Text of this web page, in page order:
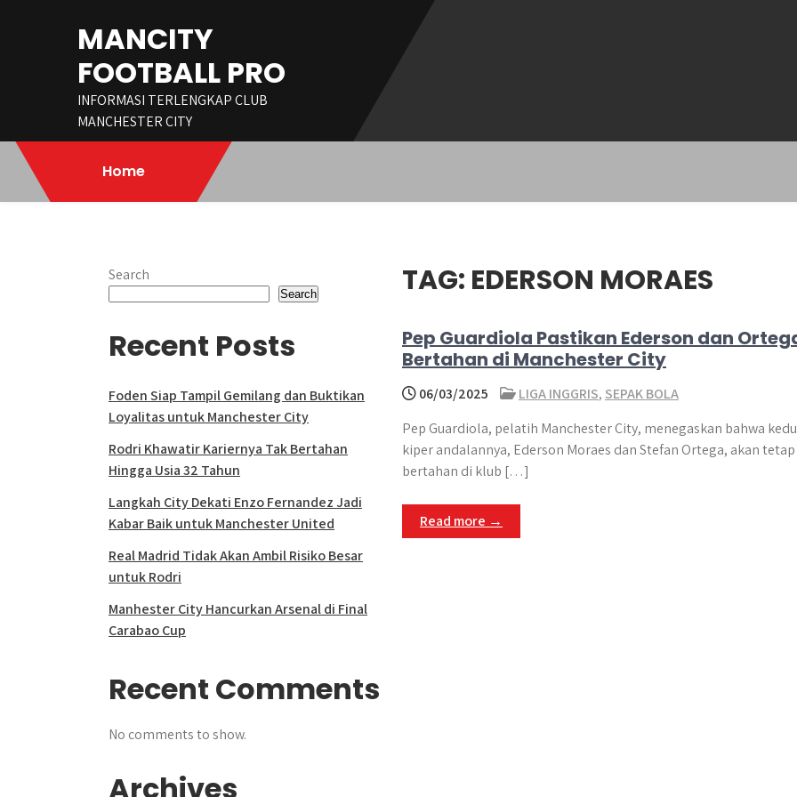
MANCITY
FOOTBALL PRO
INFORMASI TERLENGKAP CLUB
MANCHESTER CITY
Home
TAG: EDERSON MORAES
Pep Guardiola Pastikan Ederson dan
Bertahan di Manchester City
06/03/2025 LIGA INGGRIS, SEPAK BOLA
Pep Guardiola, pelatih Manchester City, menegaskan bahwa
kiper andalannya, Ederson Moraes dan Stefan Ortega, akan tetap
bertahan di klub […]
Read more →
Search
Search
Recent Posts
Foden Siap Tampil Gemilang dan Buktikan
Loyalitas untuk Manchester City
Rodri Khawatir Kariernya Tak Bertahan
Hingga Usia 32 Tahun
Langkah City Dekati Enzo Fernandez Jadi
Kabar Baik untuk Manchester United
Real Madrid Tidak Akan Ambil Risiko Besar
untuk Rodri
Manhester City Hancurkan Arsenal di Final
Carabao Cup
Recent Comments
No comments to show.
Archives